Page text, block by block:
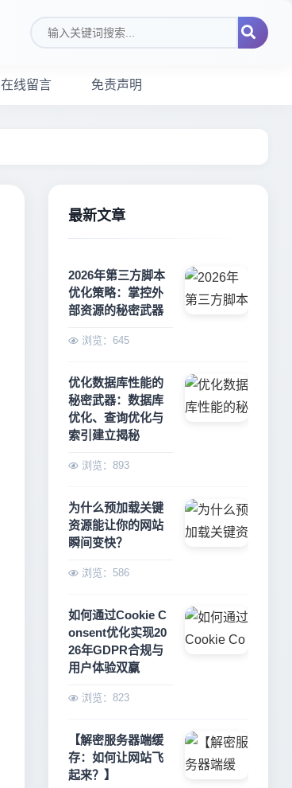
搜索关键词
在线留言 免责声明
最新文章
2026年第三方脚本
优化策略：掌控外
部资源的秘密武器
浏览：645
优化数据库性能的
秘密武器：数据库
优化、查询优化与
索引建立揭秘
浏览：893
为什么预加载关键
资源能让你的网站
瞬间变快？
浏览：586
如何通过Cookie C
onsent优化实现20
26年GDPR合规与
用户体验双赢
浏览：823
【解密服务器端缓
存：如何让网站飞
起来？】